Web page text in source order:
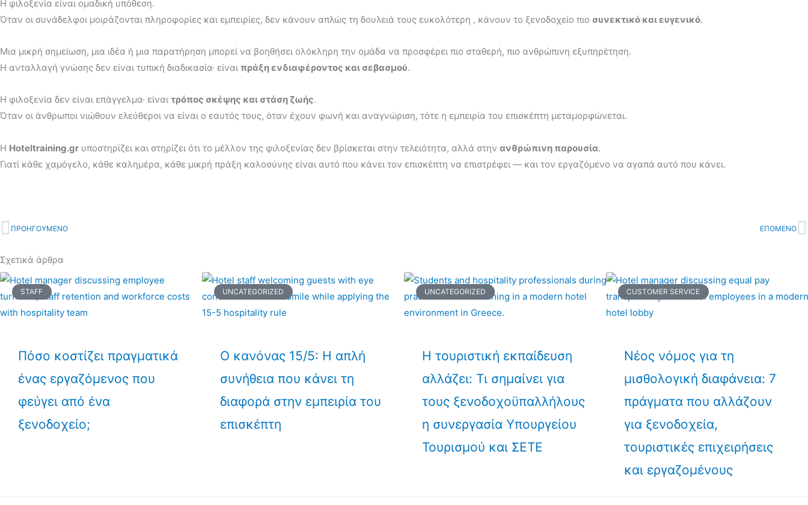
Η φιλοξενία είναι ομαδική υπόθεση.
Όταν οι συνάδελφοι μοιράζονται πληροφορίες και εμπειρίες, δεν κάνουν απλώς τη δουλειά τους ευκολότερη , κάνουν το ξενοδοχείο πιο συνεκτικό και ευγενικό.
Μια μικρή σημείωση, μια ιδέα ή μια παρατήρηση μπορεί να βοηθήσει ολόκληρη την ομάδα να προσφέρει πιο σταθερή, πιο ανθρώπινη εξυπηρέτηση.
Η ανταλλαγή γνώσης δεν είναι τυπική διαδικασία· είναι πράξη ενδιαφέροντος και σεβασμού.
Η φιλοξενία δεν είναι επάγγελμα· είναι τρόπος σκέψης και στάση ζωής.
Όταν οι άνθρωποι νιώθουν ελεύθεροι να είναι ο εαυτός τους, όταν έχουν φωνή και αναγνώριση, τότε η εμπειρία του επισκέπτη μεταμορφώνεται.
Η Hoteltraining.gr υποστηρίζει και στηρίζει ότι το μέλλον της φιλοξενίας δεν βρίσκεται στην τελειότητα, αλλά στην ανθρώπινη παρουσία.
Γιατί κάθε χαμόγελο, κάθε καλημέρα, κάθε μικρή πράξη καλοσύνης είναι αυτό που κάνει τον επισκέπτη να επιστρέφει — και τον εργαζόμενο να αγαπά αυτό που κάνει.
Prev
ΠΡΟΗΓΟΥΜΕΝΟ ΕΠΟΜΕΝΟ
Σχετικά άρθρα
STAFF
Πόσο κοστίζει πραγματικά
ένας εργαζόμενος που
φεύγει από ένα
ξενοδοχείο;
UNCATEGORIZED
Ο κανόνας 15/5: Η απλή
συνήθεια που κάνει τη
διαφορά στην εμπειρία του
επισκέπτη
UNCATEGORIZED
Η τουριστική εκπαίδευση
αλλάζει: Τι σημαίνει για
τους ξενοδοχοϋπαλλήλους
η συνεργασία Υπουργείου
Τουρισμού και ΣΕΤΕ
CUSTOMER SERVICE
Νέος νόμος για τη
μισθολογική διαφάνεια: 7
πράγματα που αλλάζουν
για ξενοδοχεία,
τουριστικές επιχειρήσεις
και εργαζομένους